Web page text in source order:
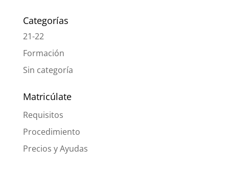
Categorías
21-22
Formación
Sin categoría
Matricúlate
Requisitos
Procedimiento
Precios y Ayudas